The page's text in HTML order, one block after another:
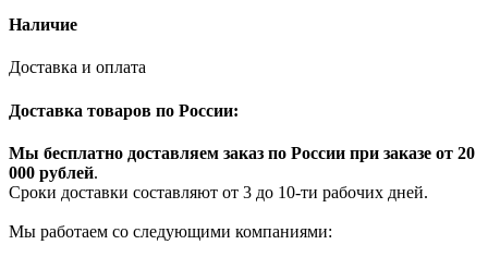
Наличие
Доставка и оплата
Доставка товаров по России:
Мы бесплатно доставляем заказ по России при заказе от 20
000 рублей.
Сроки доставки составляют от 3 до 10-ти рабочих дней.
Мы работаем со следующими компаниями: